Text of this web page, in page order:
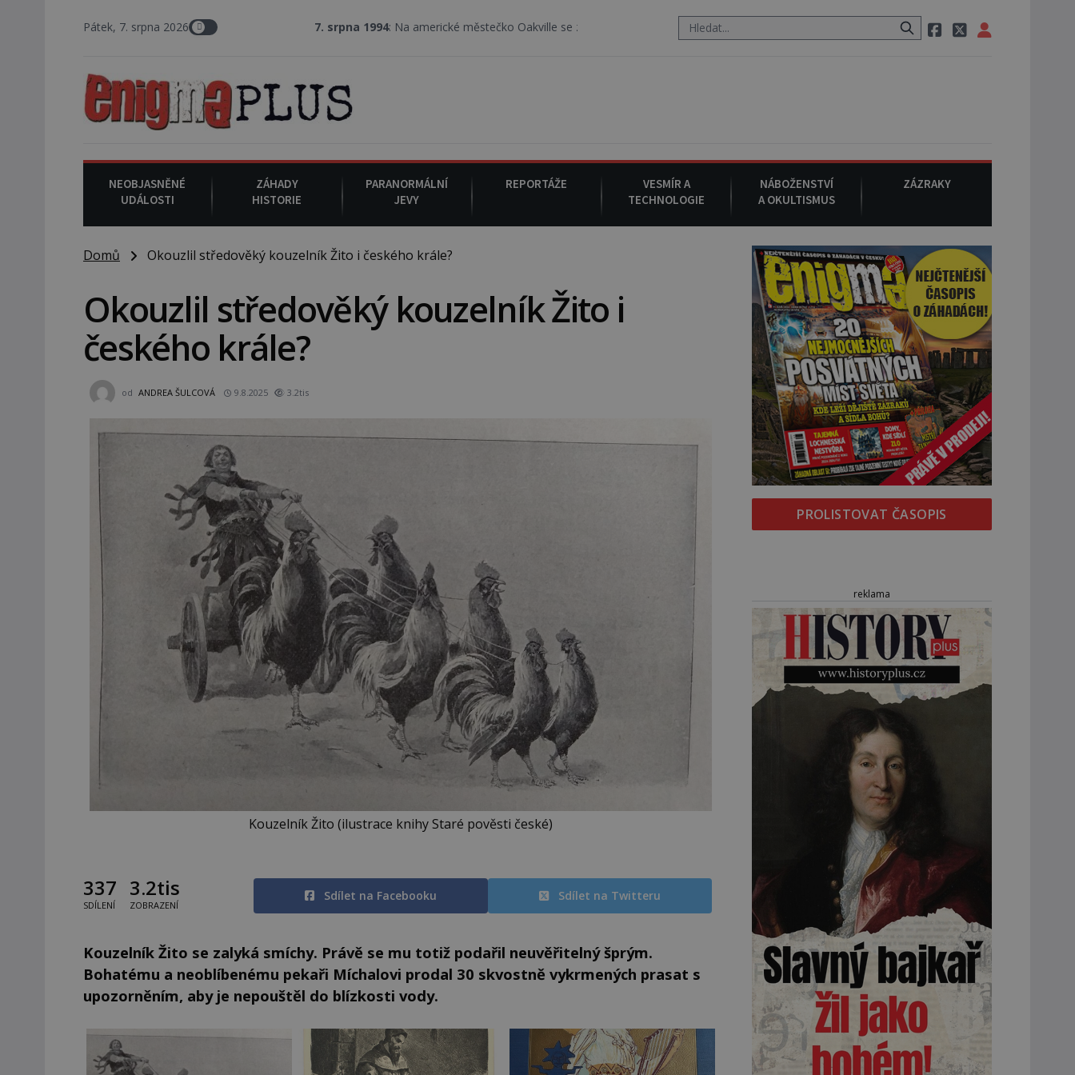
Pátek, 7. srpna 2026 : Na americké městečko Oakville se z nebe snáší podivná rosolovitá látka neznámého původu. : Na americké městečko
NEOBJASNĚNÉ
UDÁLOSTI
ZÁHADY
HISTORIE
PARANORMÁLNÍ
JEVY
REPORTÁŽE
VESMÍR A
TECHNOLOGIE
NÁBOŽENSTVÍ
A OKULTISMUS
ZÁZRAKY
Domů Okouzlil středověký kouzelník Žito i českého krále?
Okouzlil středověký kouzelník Žito i
českého krále?
od ANDREA ŠULCOVÁ 9.8.2025 3.2tis
Kouzelník Žito (ilustrace knihy Staré pověsti české)
337
SDÍLENÍ
3.2tis
ZOBRAZENÍ
Sdílet na Facebooku Sdílet na Twitteru
Kouzelník Žito se zalyká smíchy. Právě se mu totiž podařil neuvěřitelný šprým.
Bohatému a neoblíbenému pekaři Míchalovi prodal 30 skvostně vykrmených prasat s
upozorněním, aby je nepouštěl do blízkosti vody.
PROLISTOVAT ČASOPIS
reklama